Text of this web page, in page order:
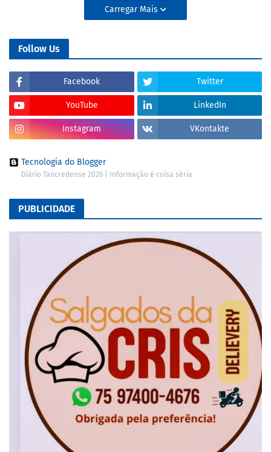
Carregar Mais
Follow Us
Facebook Twitter
YouTube LinkedIn
Instagram VKontakte
Tecnologia do Blogger
Diário Tancredense 2026 | Informação é coisa séria
PUBLICIDADE